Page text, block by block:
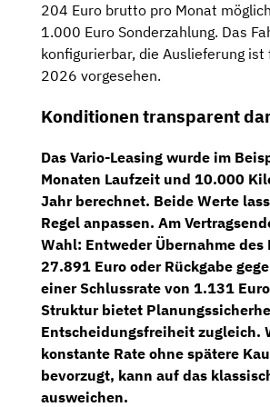
204 Euro brutto pro Monat
1.000 Euro Sonderzahlung. Das
konfigurierbar, die Auslieferung ist
2026 vorgesehen.
Konditionen transparent
Das Vario-Leasing wurde im
Monaten Laufzeit und 10.000
Jahr berechnet. Beide Werte
Regel anpassen. Am
Wahl: Entweder Übernahme des
27.891 Euro oder Rückgabe
einerSchlussrate von 1.131 Euro
Struktur bietet
Entscheidungsfreiheit zugleich.
konstante Rate ohne spätere
bevorzugt, kann auf das
ausweichen.